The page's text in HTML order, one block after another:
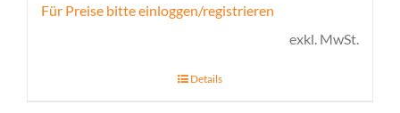
Für Preise bitte einloggen/registrieren
exkl. MwSt.
Details